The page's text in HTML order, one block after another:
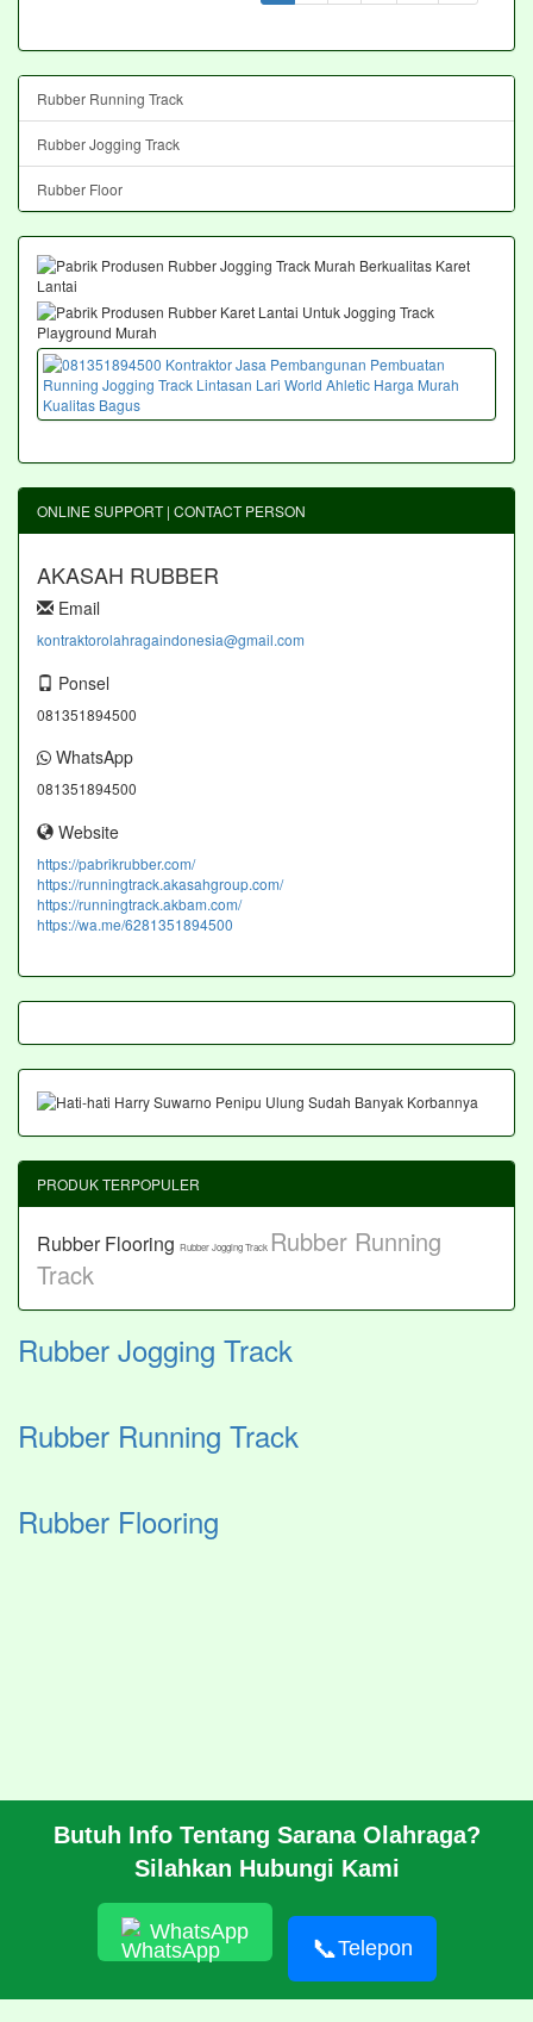
Rubber Running Track
Rubber Jogging Track
Rubber Floor
ONLINE SUPPORT | CONTACT PERSON
AKASAH RUBBER
Email
kontraktorolahragaindonesia@gmail.com
Ponsel
081351894500
WhatsApp
081351894500
Website
https://pabrikrubber.com/
https://runningtrack.akasahgroup.com/
https://runningtrack.akbam.com/
https://wa.me/6281351894500
Butuh Info Tentang Sarana Olahraga?
Silahkan Hubungi Kami
WhatsApp
📞Telepon
PRODUK TERPOPULER
Rubber Flooring Rubber Jogging Track Rubber Running
Track
Rubber Jogging Track
Rubber Running Track
Rubber Flooring
CARA PESAN
HUBUNGI KAMI
© 2026 https://pabrikrubber.com/ 081351894500 Jasa Pembuatan
Rubber Running Track Lintasan Lari Standar IAAF International